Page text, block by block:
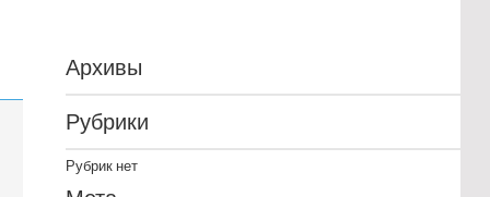
Архивы
Рубрики
Рубрик нет